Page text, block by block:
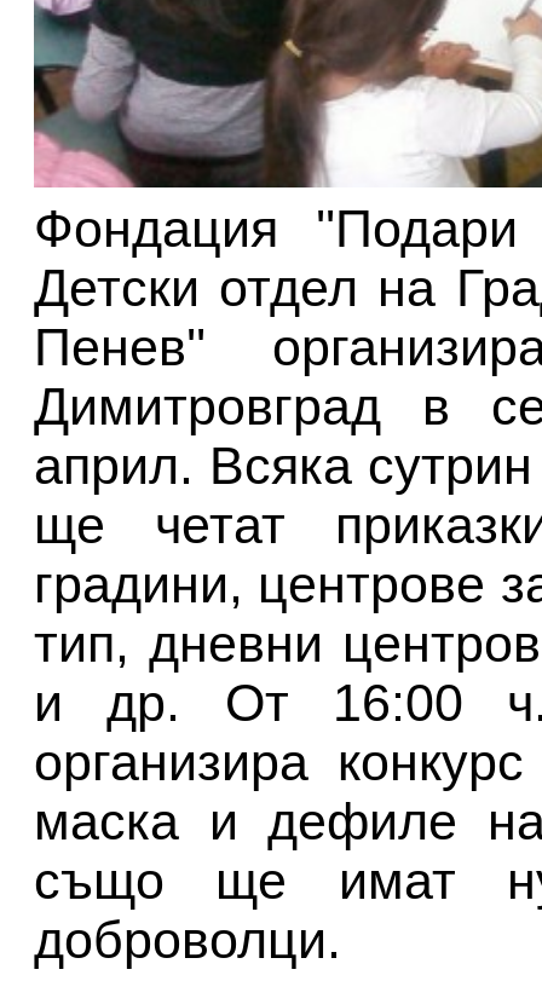
Фондация
Детски отдел на
Пенев''
Димитровград в
април. Всяка
ще четат
градини, центрове
тип, дневни
и др. От 16:00
организира
маска и дефиле на
също ще имат
доброволци.